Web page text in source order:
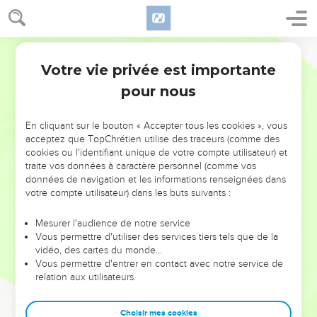
NE MANQUEZ PAS L’ÉVÉNEMENT
DE L’ANNÉE !
ET SI LEURS ERREURS POUVAIENT VOUS ÉVITER LES
VOTRES ?
leur foi ou leur vision. Mais on voit moins les doutes, les erreurs
et les saisons difficiles qu'ils ont traversés, alors même que ce
sont elles qui les ont façonnés.
Dans cette conférence, leaders, entrepreneurs, et responsables
clés pour avancer avec plus de sagesse afin que leurs erreurs
Votre vie privée est importante
pour nous
En cliquant sur le bouton « Accepter tous les cookies », vous
acceptez que TopChrétien utilise des traceurs (comme des
cookies ou l'identifiant unique de votre compte utilisateur) et
traite vos données à caractère personnel (comme vos
données de navigation et les informations renseignées dans
votre compte utilisateur) dans les buts suivants :
Mesurer l'audience de notre service
Vous permettre d'utiliser des services tiers tels que de la
vidéo, des cartes du monde…
Vous permettre d'entrer en contact avec notre service de
relation aux utilisateurs.
Choisir mes cookies